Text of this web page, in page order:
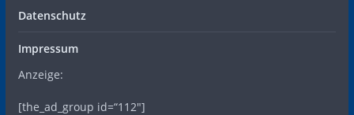
Datenschutz
Impressum
Anzeige:
[the_ad_group id=“112″]